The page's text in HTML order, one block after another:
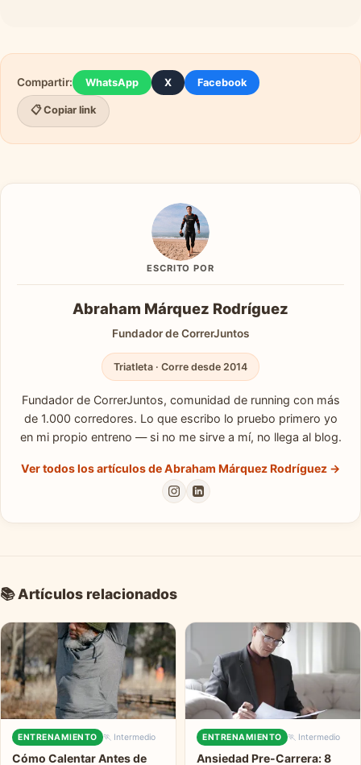
Compartir: WhatsApp X Facebook
📋 Copiar link
ESCRITO POR
Abraham Márquez Rodríguez
Fundador de CorrerJuntos
Triatleta · Corre desde 2014
Fundador de CorrerJuntos, comunidad de running con más
de 1.000 corredores. Lo que escribo lo pruebo primero yo
en mi propio entreno — si no me sirve a mí, no llega al blog.
Ver todos los artículos de Abraham Márquez Rodríguez →
📚 Artículos relacionados
ENTRENAMIENTO 🏃 Intermedio
Cómo Calentar Antes de
ENTRENAMIENTO 🏃 Intermedio
Ansiedad Pre-Carrera: 8